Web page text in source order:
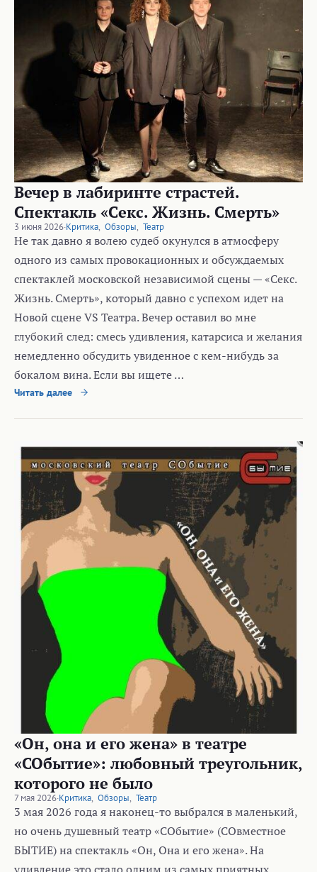
Вечер в лабиринте страстей.
Спектакль «Секс. Жизнь. Смерть»
3 июня 2026·Критика, Обзоры, Театр
Не так давно я волею судеб окунулся в атмосферу
одного из самых провокационных и обсуждаемых
спектаклей московской независимой сцены — «Секс.
Жизнь. Смерть», который давно с успехом идет на
Новой сцене VS Театра. Вечер оставил во мне
глубокий след: смесь удивления, катарсиса и желания
немедленно обсудить увиденное с кем-нибудь за
бокалом вина. Если вы ищете …
Читать далее
«Он, она и его жена» в театре
«СОбытие»: любовный треугольник,
которого не было
7 мая 2026·Критика, Обзоры, Театр
3 мая 2026 года я наконец-то выбрался в маленький,
но очень душевный театр «СОбытие» (СОвместное
БЫТИЕ) на спектакль «Он, Она и его жена». На